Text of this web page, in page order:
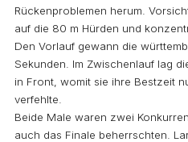
Rückenproblemen herum.
auf die 80 m Hürden und
Den Vorlauf gewann die
Sekunden. Im Zwischenlauf lag
in Front, womit sie ihre Bestzeit
verfehlte.
Beide Male waren zwei
auch das Finale beherrschten.